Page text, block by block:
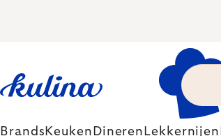
Brands Keuken Dineren Lekkernijen